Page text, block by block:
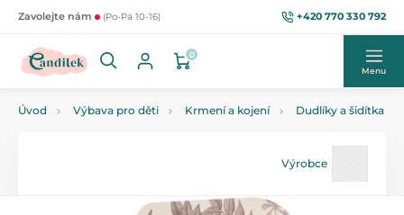
Zavolejte nám (Po-Pá 10-16) +420 770 330 792
0
Menu
Úvod Výbava pro děti Krmení a kojení Dudlíky a šidítka
Výrobce